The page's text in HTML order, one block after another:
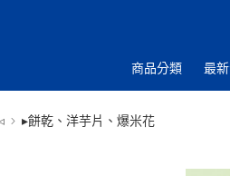
商品分類 最
▸餅乾、洋芋片、爆米花